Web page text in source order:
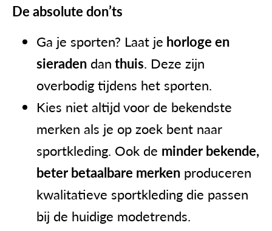
De absolute don’ts
Ga je sporten? Laat je horloge en
sieraden danthuis. Deze zijn
overbodig tijdens het sporten.
Kies niet altijd voor de bekendste
merken als je op zoek bent naar
sportkleding. Ook de minder bekende,
beter betaalbare merken produceren
kwalitatieve sportkleding die passen
bij de huidige modetrends.